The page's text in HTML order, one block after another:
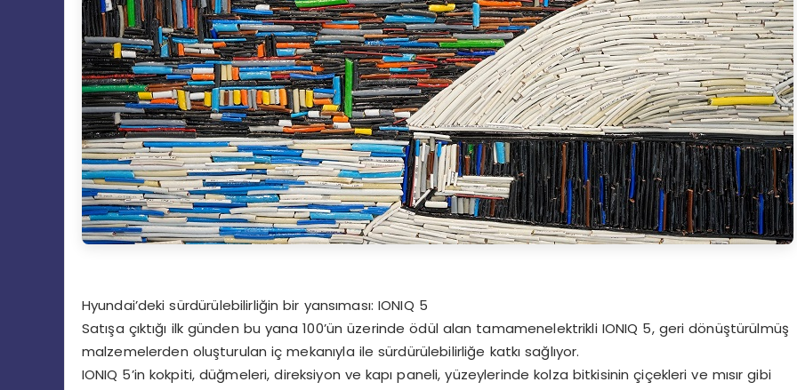
Hyundai’deki sürdürülebilirliğin bir yansıması: IONIQ 5
Satışa çıktığı ilk günden bu yana 100’ün üzerinde ödül alan tamamenelektrikli IONIQ 5, geri dönüştürülmüş
malzemelerden oluşturulan iç mekanıyla ile sürdürülebilirliğe katkı sağlıyor.
IONIQ 5’in kokpiti, düğmeleri, direksiyon ve kapı paneli, yüzeylerinde kolza bitkisinin çiçekleri ve mısır gibi